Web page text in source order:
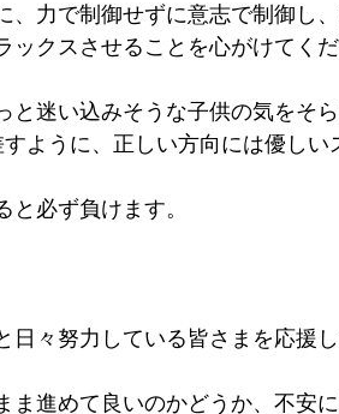
、力で制御せずに意志で制御し
クスさせることを心がけてくだ
と迷い込みそうな子供の気をそ
ように、正しい方向には優しい
必ず負けます。
日々努力している皆さまを応援
ま進めて良いのかどうか、不安